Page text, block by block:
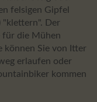
felsigen Gipfel
"klettern". Der
für die Mühen
können Sie von Itter
erlaufen oder
kommen